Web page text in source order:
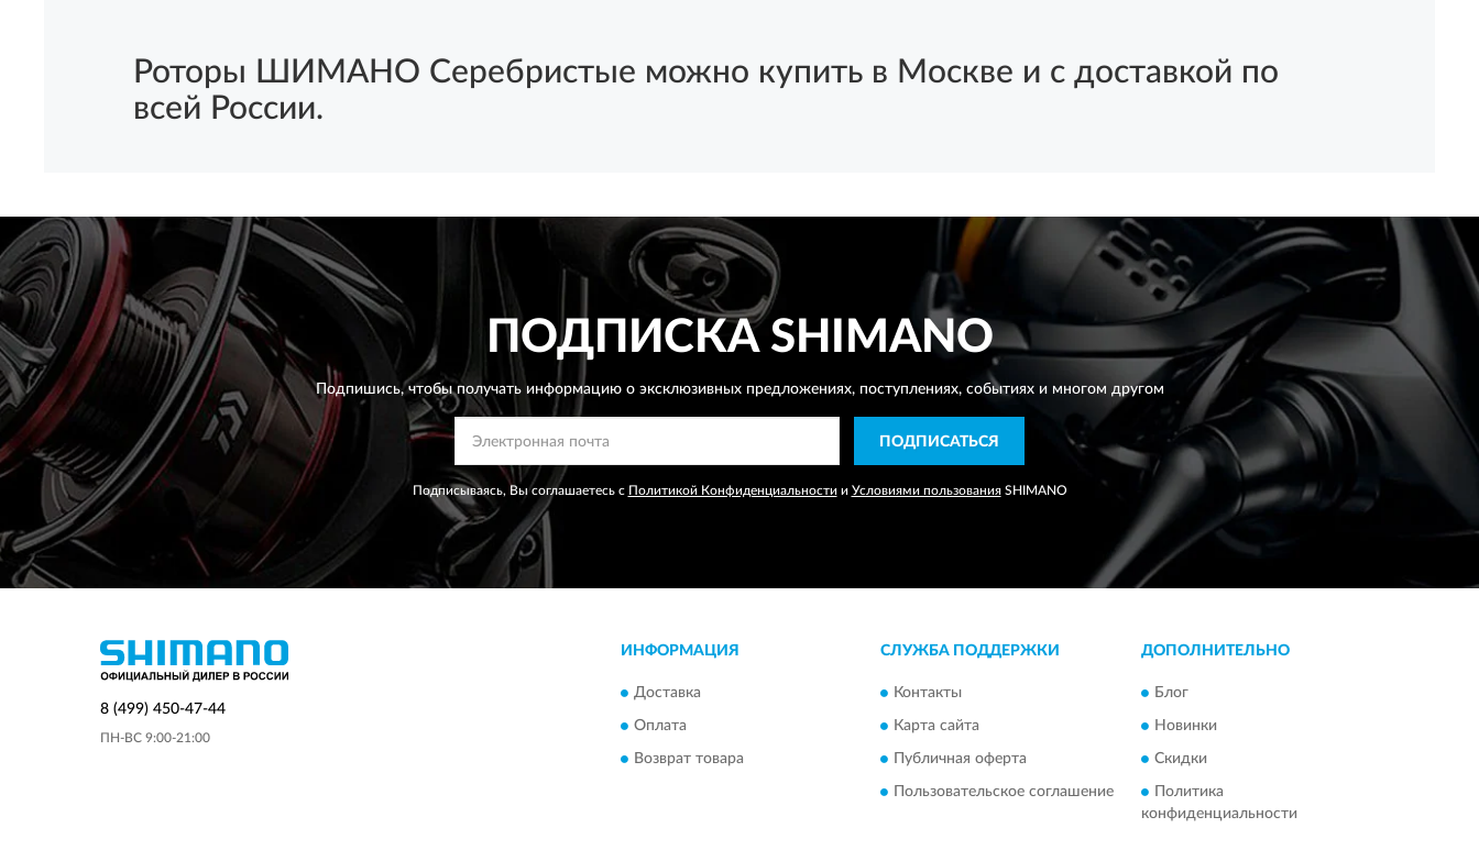
Роторы ШИМАНО Серебристые можно купить в Москве и с доставкой по
всей России.
ПОДПИСКАSHIMANO
Подпишись, чтобы получать информацию о эксклюзивных предложениях,поступлениях, событиях и многом другом
ПОДПИСАТЬСЯ
Подписываясь, Вы соглашаетесь с Политикой Конфиденциальности и Условиями пользованияSHIMANO
8 (499) 450-47-44
ПН-ВС 9:00-21:00
ИНФОРМАЦИЯ
Доставка
Оплата
Возврат товара
СЛУЖБА ПОДДЕРЖКИ
Контакты
Карта сайта
Публичная оферта
Пользовательское соглашение
ДОПОЛНИТЕЛЬНО
Блог
Новинки
Скидки
Политика
конфиденциальности